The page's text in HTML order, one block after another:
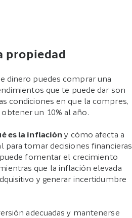
propiedad
dinero puedes comprar una
que te puede dar son
condiciones en que la compres,
un 10% al año.
es la inflación y cómo afecta a
para tomar decisiones financieras
fomentar el crecimiento
que la inflación elevada
y generar incertidumbre
adecuadas y mantenerse